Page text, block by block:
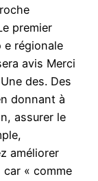
premier
e régionale
avis Merci
des. Des
donnant à
assurer le
améliorer
« comme